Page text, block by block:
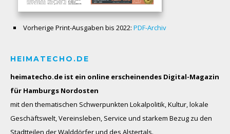
Vorherige Print-Ausgaben bis 2022: PDF-Archiv
HEIMATECHO.DE
heimatecho.de ist ein online erscheinendes Digital-Magazin
für Hamburgs Nordosten
mit den thematischen Schwerpunkten Lokalpolitik, Kultur, lokale
Geschäftswelt, Vereinsleben, Service und starkem Bezug zu den